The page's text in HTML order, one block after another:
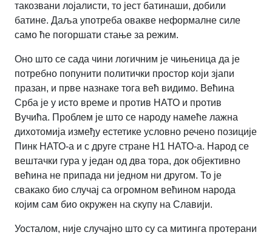
такозвани лојалисти, то јест батинаши, добили
батине. Даља употреба овакве неформалне силе
само ће погоршати стање за режим.
Оно што се сада чини логичним је чињеница да је
потребно попунити политички простор који зјапи
празан, и прве назнаке тога већ видимо. Већина
Срба је у исто време и против НАТО и против
Вучића. Проблем је што се народу намеће лажна
дихотомија између естетике условно речено позиције
Пинк НАТО-а и с друге стране Н1 НАТО-а. Народ се
вештачки гура у један од два тора, док објективно
већина не припада ни једном ни другом. То је
свакако био случај са огромном већином народа
којим сам био окружен на скупу на Славији.
Уосталом, није случајно што су са митинга протерани